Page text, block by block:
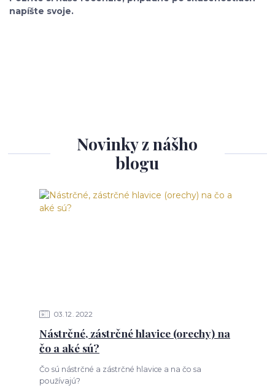
napíšte svoje.
Novinky z nášho
blogu
03 12 2022
Nástrčné, zástrčné hlavice (orechy) na
čo a aké sú?
Čo sú nástrčné a zástrčné hlavice a na čo sa
používajú?